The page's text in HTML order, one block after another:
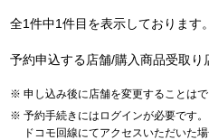
全1件中1件目を表示しております
予約申込する店舗/購入商品受取り
申し込み後に店舗を変更することはで
予約手続きにはログインが必要です。
ドコモ回線にてアクセスいただいた